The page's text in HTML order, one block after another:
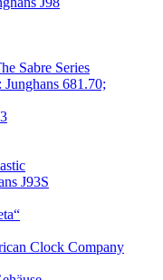
Sabre Series
681.70;
J93S
Clock Company